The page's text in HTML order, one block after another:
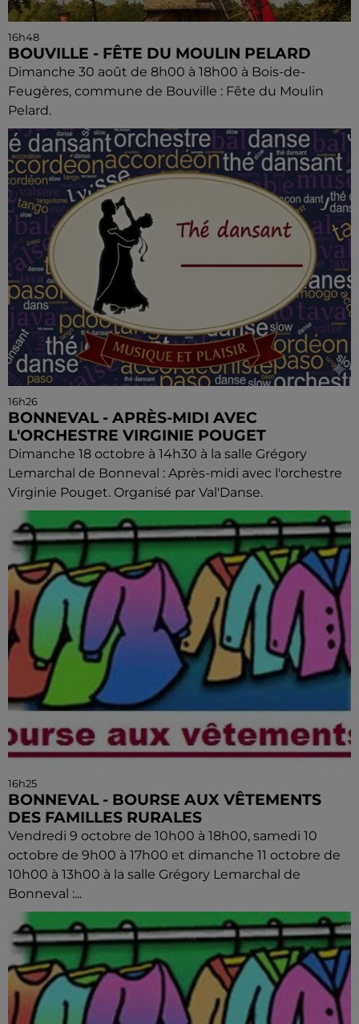
16h48
BOUVILLE - FÊTE DU MOULIN PELARD
Dimanche 30 août de 8h00 à 18h00 à Bois-de-
Feugères, commune de Bouville : Fête du Moulin
Pelard.
16h26
BONNEVAL - APRÈS-MIDI AVEC
L'ORCHESTRE VIRGINIE POUGET
Dimanche 18 octobre à 14h30 à la salle Grégory
Lemarchal de Bonneval : Après-midi avec l'orchestre
Virginie Pouget. Organisé par Val'Danse.
16h25
BONNEVAL - BOURSE AUX VÊTEMENTS
DES FAMILLES RURALES
Vendredi 9 octobre de 10h00 à 18h00, samedi 10
octobre de 9h00 à 17h00 et dimanche 11 octobre de
10h00 à 13h00 à la salle Grégory Lemarchal de
Bonneval :...